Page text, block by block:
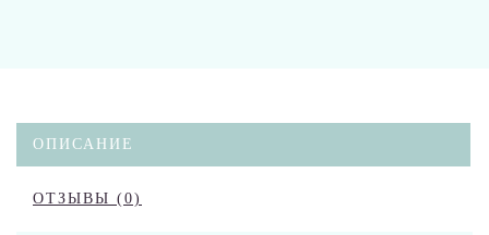
ОПИСАНИЕ
ОТЗЫВЫ (0)